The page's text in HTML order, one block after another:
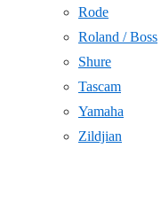
Rode
Roland / Boss
Shure
Tascam
Yamaha
Zildjian